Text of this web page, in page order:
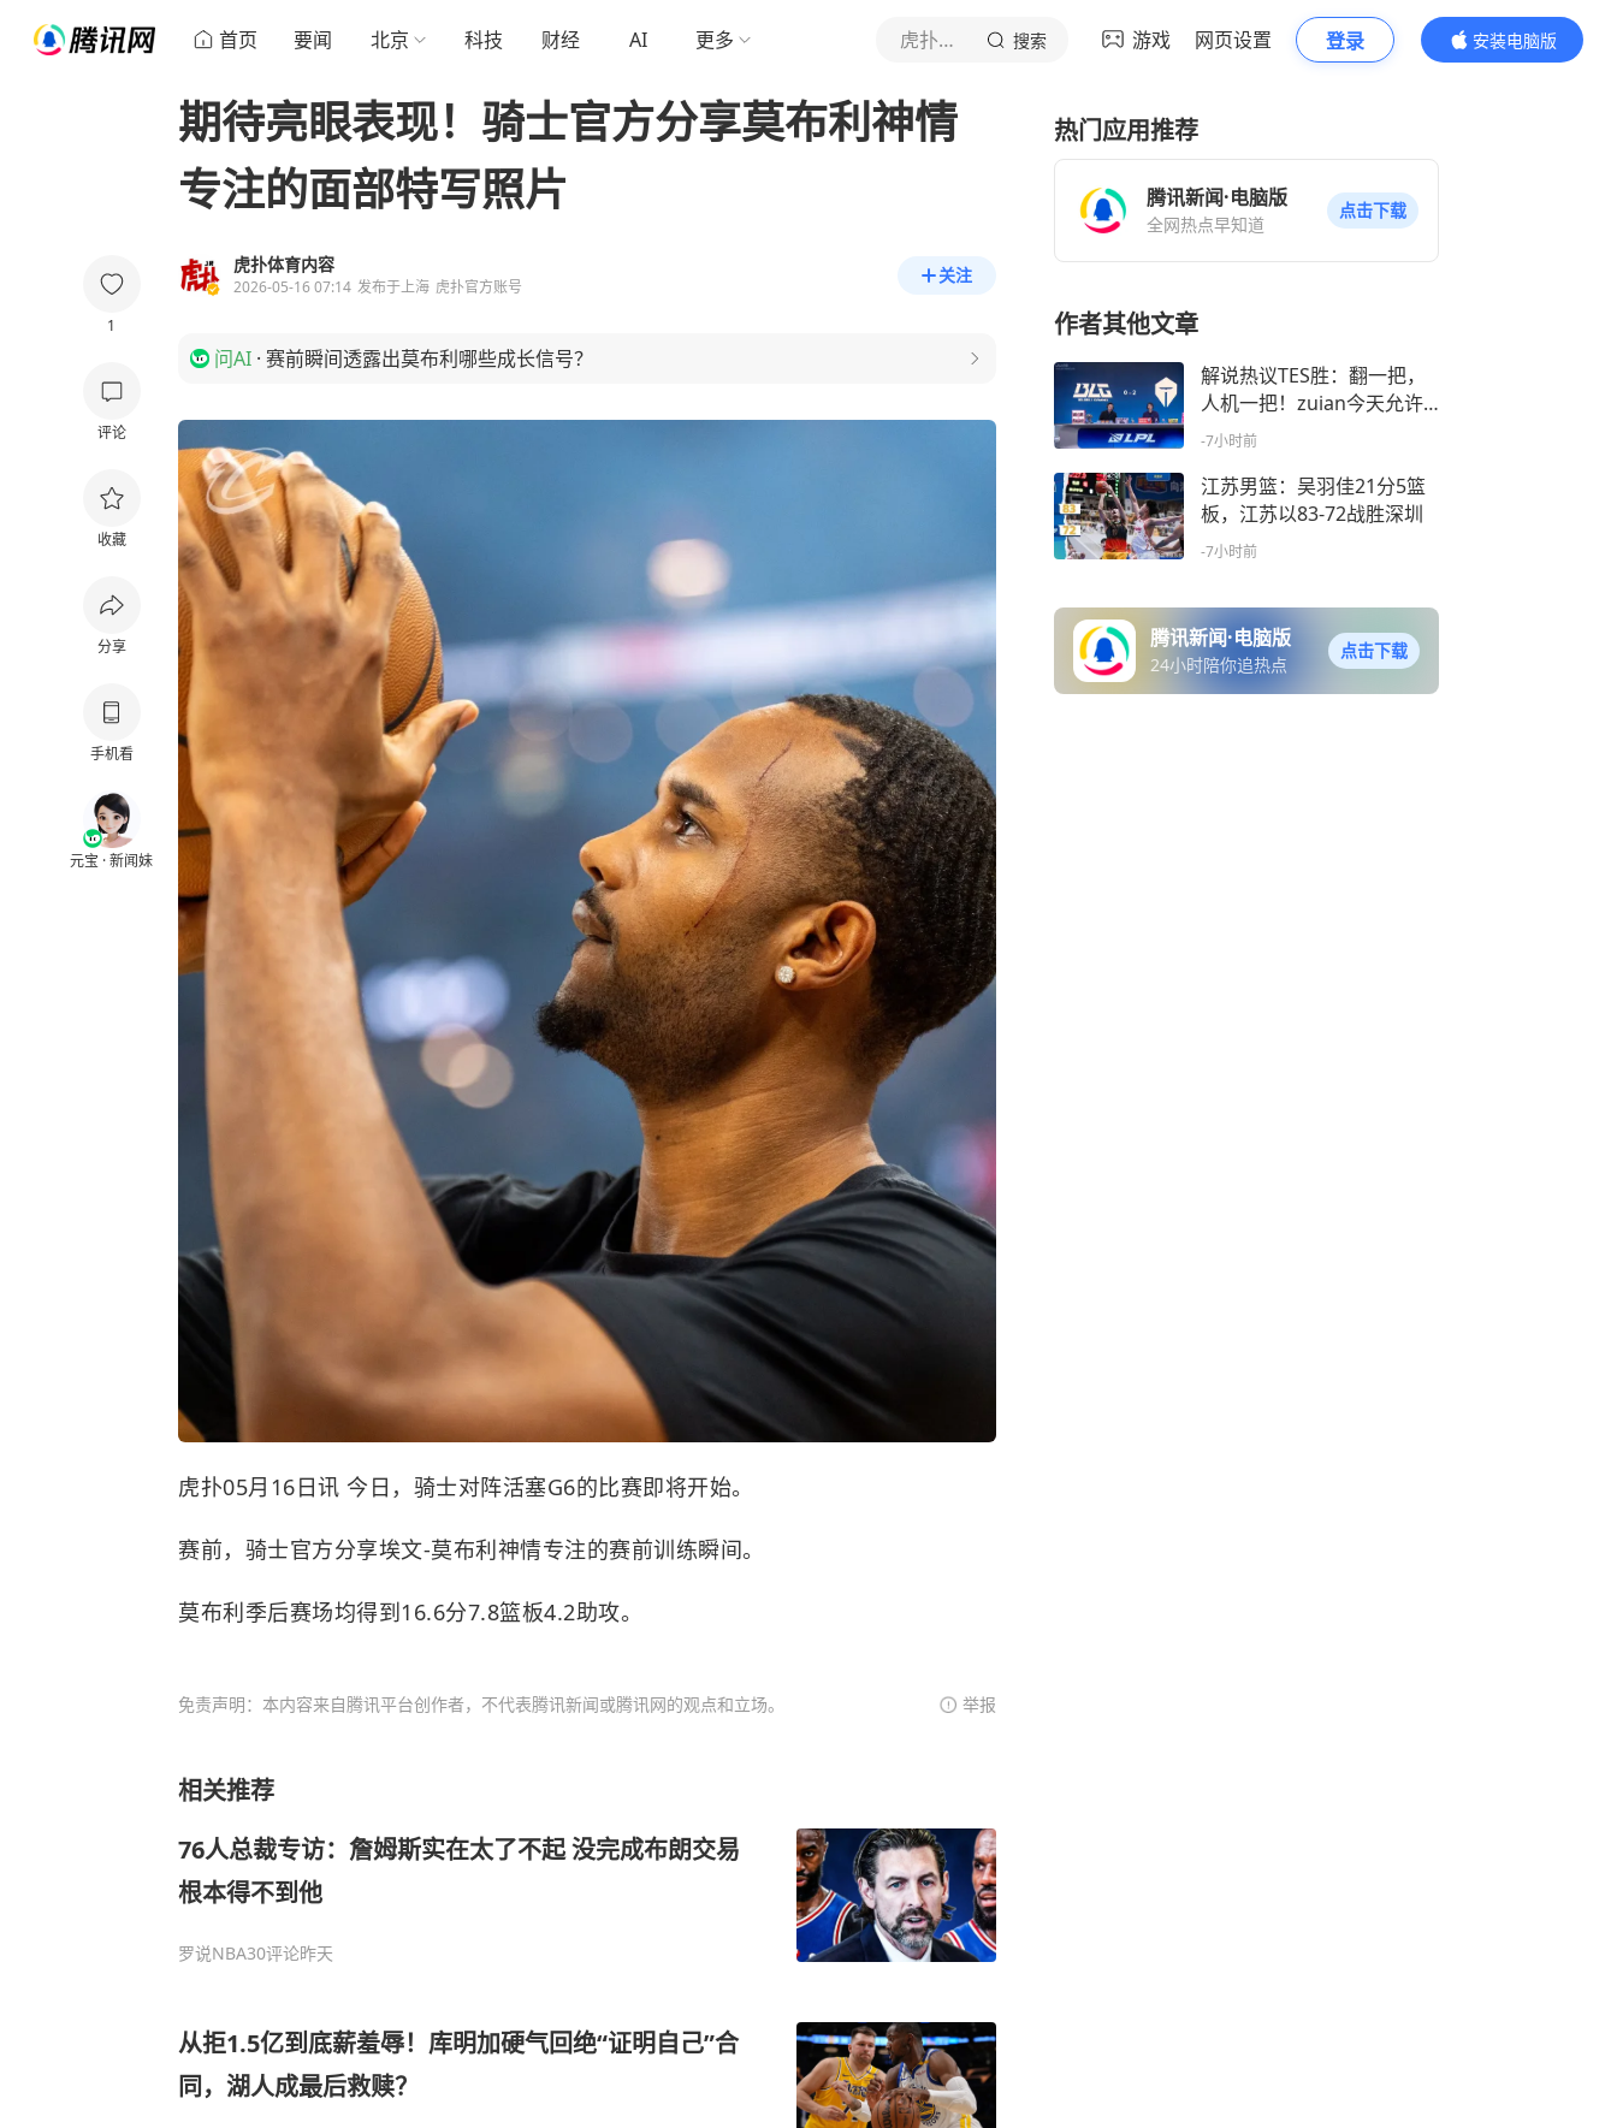
首页 要闻 北京 科技 财经 AI 更多 虎扑体育内容 搜索 游戏 网页设置 登录
安装电脑版
内容更精彩
1
评论
收藏
分享
手机看
元宝 · 新闻妹
期待亮眼表现！骑士官方分享莫布利神情
专注的面部特写照片
虎扑体育内容
2026-05-16 07:14 发布于上海 虎扑官方账号
关注
问AI · 赛前瞬间透露出莫布利哪些成长信号？
虎扑05月16日讯 今日， 骑士对阵活塞G6的比赛即将开始。
赛前，骑士官方分享埃文-莫布利神情专注的赛前训练瞬间。
莫布利季后赛场均得到16.6分7.8篮板4.2助攻。
免责声明：本内容来自腾讯平台创作者，不代表腾讯新闻或腾讯网的观点和立场。 举报
相关推荐
76人总裁专访：詹姆斯实在太了不起 没完成布朗交易
根本得不到他
罗说NBA30评论昨天
从拒1.5亿到底薪羞辱！库明加硬气回绝“证明自己”合
同，湖人成最后救赎？
热门应用推荐
腾讯新闻·电脑版
全网热点早知道
点击下载
作者其他文章
解说热议TES胜：翻一把，
人机一把！zuian今天允许
开启！
-7小时前
江苏男篮：吴羽佳21分5篮
板，江苏以83-72战胜深圳
-7小时前
腾讯新闻·电脑版
24小时陪你追热点
点击下载